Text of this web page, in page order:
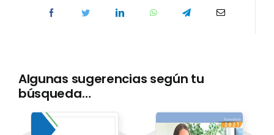
paciente
obligaciones
materia
Algunas sugerencias según tu
búsqueda…